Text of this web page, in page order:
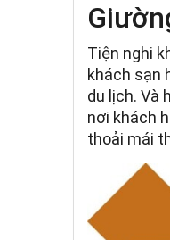
Tiện nghi
khách sạn
du lịch. Và
nơi khách
thoải mái